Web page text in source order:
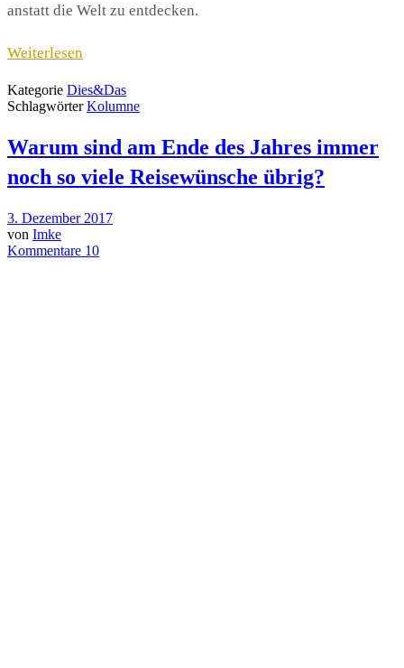
anstatt die Welt zu entdecken.
Weiterlesen
Kategorie Dies&Das
SchlagwörterKolumne
Warum sind am Ende des Jahres immer
noch so viele Reisewünsche übrig?
3. Dezember 2017
von Imke
Kommentare 10